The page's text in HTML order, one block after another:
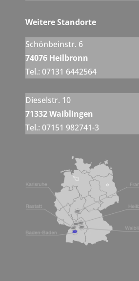
Weitere Standorte
Schönbeinstr. 6
74076 Heilbronn
Tel.: 07131 6442564
Dieselstr. 10
71332 Waiblingen
Tel.: 07151 982741-3